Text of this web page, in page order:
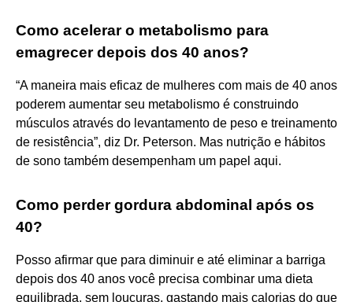
Como acelerar o metabolismo para
emagrecer depois dos 40 anos?
“A maneira mais eficaz de mulheres com mais de 40 anos
poderem aumentar seu metabolismo é construindo
músculos através do levantamento de peso e treinamento
de resistência”, diz Dr. Peterson. Mas nutrição e hábitos
de sono também desempenham um papel aqui.
Como perder gordura abdominal após os
40?
Posso afirmar que para diminuir e até eliminar a barriga
depois dos 40 anos você precisa combinar uma dieta
equilibrada, sem loucuras, gastando mais calorias do que